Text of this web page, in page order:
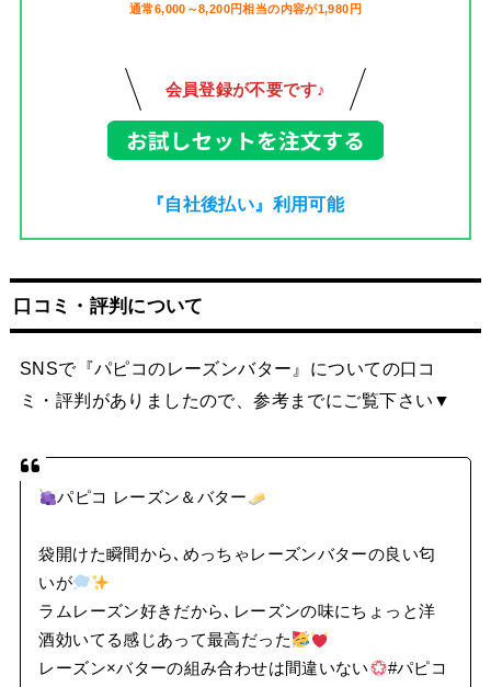
通常6,000～8,200円相当の内容が1,980円
会員登録が不要です♪
『自社後払い』利用可能
口コミ・評判について
SNSで『パピコのレーズンバター』についての口コ
ミ・評判がありましたので、参考までにご覧下さい▼
パピコ レーズン＆バター
袋開けた瞬間から､めっちゃレーズンバターの良い匂
いが
ラムレーズン好きだから､レーズンの味にちょっと洋
酒効いてる感じあって最高だった
レーズン×バターの組み合わせは間違いない
#パピコ